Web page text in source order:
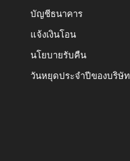
บัญชีธนาคาร
แจ้งเงินโอน
นโยบายรับคืน
วันหยุดประจำปีของบริษัท